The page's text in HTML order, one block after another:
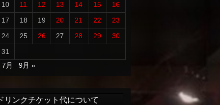
10
11 12 13 14 15
16
17
18 19 20 21 22
23
24
25 26 27 28 29
30
31
7月
9月 »
リンクチケット代について